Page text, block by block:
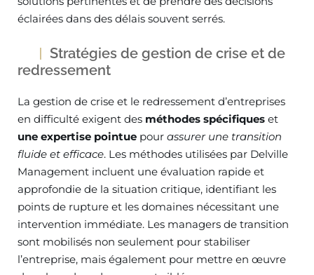
éclairées dans des délais souvent serrés.
Stratégies de gestion de crise et de
redressement
La gestion de crise et le redressement d’entreprises
en difficulté exigent des méthodes spécifiques et
une expertise pointue pour assurer une transition
fluide et efficace. Les méthodes utilisées par Delville
Management incluent une évaluation rapide et
approfondie de la situation critique, identifiant les
points de rupture et les domaines nécessitant une
intervention immédiate. Les managers de transition
sont mobilisés non seulement pour stabiliser
l’entreprise, mais également pour mettre en œuvre